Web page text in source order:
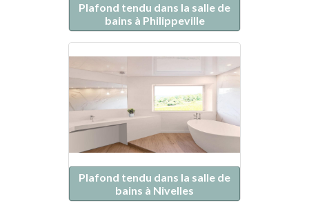
Plafond tendu dans la salle de
bains à Philippeville
Plafond tendu dans la salle de
bains à Nivelles